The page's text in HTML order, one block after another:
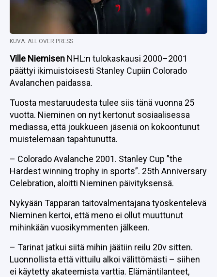
KUVA: ALL OVER PRESS
Ville Niemisen NHL:n tulokaskausi 2000–2001
päättyi ikimuistoisesti Stanley Cupiin Colorado
Avalanchen paidassa.
Tuosta mestaruudesta tulee siis tänä vuonna 25
vuotta. Nieminen on nyt kertonut sosiaalisessa
mediassa, että joukkueen jäseniä on kokoontunut
muistelemaan tapahtunutta.
– Colorado Avalanche 2001. Stanley Cup ”the
Hardest winning trophy in sports”. 25th Anniversary
Celebration, aloitti Nieminen päivityksensä.
Nykyään Tapparan taitovalmentajana työskentelevä
Nieminen kertoi, että meno ei ollut muuttunut
mihinkään vuosikymmenten jälkeen.
– Tarinat jatkui siitä mihin jäätiin reilu 20v sitten.
Luonnollista että vittuilu alkoi välittömästi – siihen
ei käytetty akateemista varttia. Elämäntilanteet,